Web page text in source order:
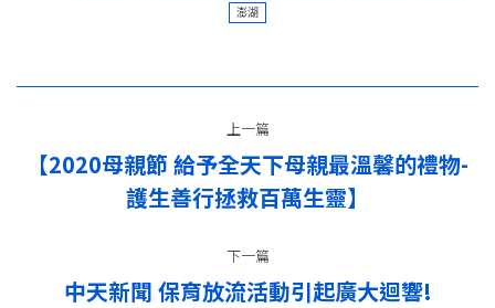
澎湖
章
上一篇
上
一
【2020母親節 給予全天下母親最溫馨的禮物-
護生善行拯救百萬生靈】
下一篇
下
中天新聞 保育放流活動引起廣大迴響!